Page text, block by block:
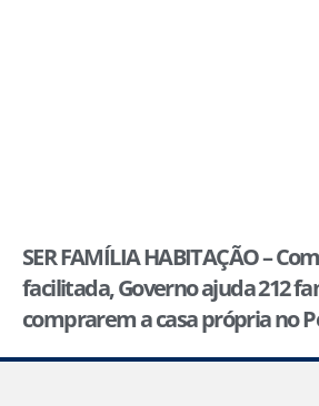
SER FAMÍLIA HABITAÇÃO –
facilitada, Governo ajuda 212
comprarem a casa própria no